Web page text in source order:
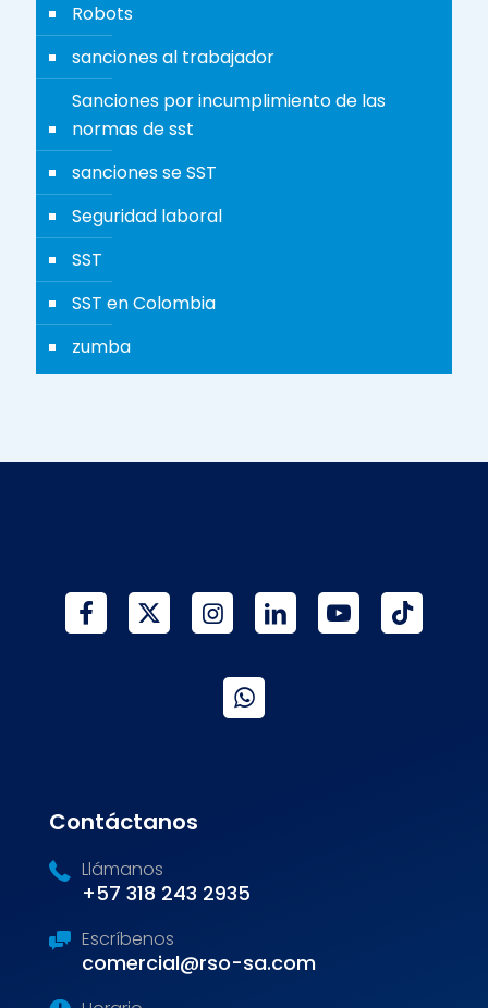
Robots
sanciones al trabajador
Sanciones por incumplimiento de las
normas de sst
sanciones se SST
Seguridad laboral
SST
SST en Colombia
zumba
Contáctanos
Llámanos
+57 318 243 2935
Escríbenos
comercial@rso-sa.com